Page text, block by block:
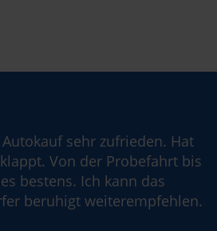
sehr zufrieden. Hat
Von der Probefahrt bis
bestens. Ich kann das
beruhigt weiterempfehlen.